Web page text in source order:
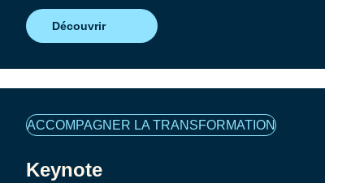
Découvrir
Famille
programmes
ACCOMPAGNER LA TRANSFORMATION
Keynote